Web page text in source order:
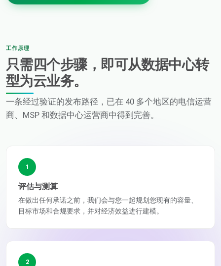
工作原理
只需四个步骤，即可从数据中心转
型为云业务。
一条经过验证的发布路径，已在 40 多个地区的电信运营
商、MSP 和数据中心运营商中得到完善。
1
评估与测算
在做出任何承诺之前，我们会与您一起规划您现有的容量、
目标市场和合规要求，并对经济效益进行建模。
2